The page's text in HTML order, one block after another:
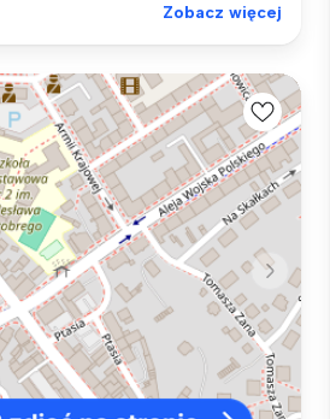
Zobacz więcej